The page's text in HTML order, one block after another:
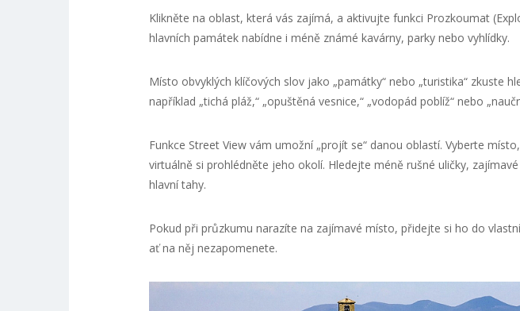
Klikněte na oblast, která vás zajímá, a aktivujte funkci Prozkoumat
hlavních památek nabídne i méně známé kavárny, parky nebo vyhlídky.
Místo obvyklých klíčových slov jako „památky“ nebo „turistika“ zkuste
například „tichá pláž,“ „opuštěná vesnice,“ „vodopád poblíž“ nebo
Funkce Street View vám umožní „projít se“ danou oblastí. Vyberte
virtuálně si prohlédněte jeho okolí. Hledejte méně rušné uličky,
hlavní tahy.
Pokud při průzkumu narazíte na zajímavé místo, přidejte si ho do
ať na něj nezapomenete.